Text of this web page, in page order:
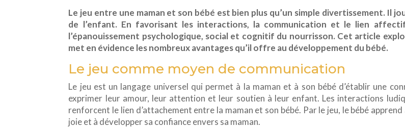
Le jeu entre une maman et son bébé est bien plus qu’un simple divertissement. Il
de l’enfant. En favorisant les interactions, la communication et le lien
l’épanouissement psychologique, social et cognitif du nourrisson. Cet article
met en évidence les nombreux avantages qu’il offre au développement du bébé.
Le jeu comme moyen de communication
Le jeu est un langage universel qui permet à la maman et à son bébé d’établir une
exprimer leur amour, leur attention et leur soutien à leur enfant. Les interactions
renforcent le lien d’attachement entre la maman et son bébé. Par le jeu, le bébé
joie et à développer sa confiance envers sa maman.